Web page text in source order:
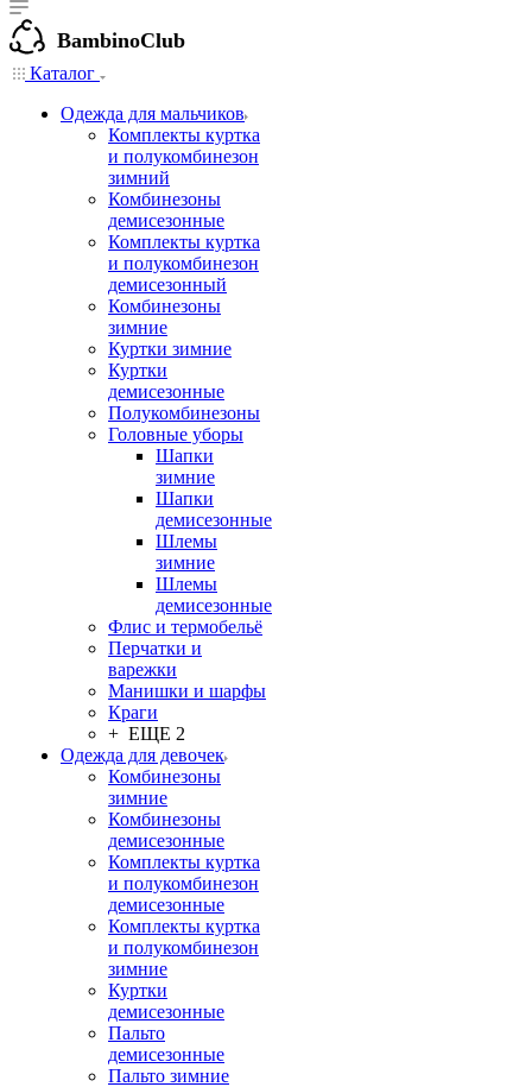
BambinoClub
Каталог
Одежда для мальчиков
Комплекты куртка
и полукомбинезон
зимний
Комбинезоны
демисезонные
Комплекты куртка
и полукомбинезон
демисезонный
Комбинезоны
зимние
Куртки зимние
Куртки
демисезонные
Полукомбинезоны
Головные уборы
Шапки
зимние
Шапки
демисезонные
Шлемы
зимние
Шлемы
демисезонные
Флис и термобельё
Перчатки и
варежки
Манишки и шарфы
Краги
+ ЕЩЕ 2
Одежда для девочек
Комбинезоны
зимние
Комбинезоны
демисезонные
Комплекты куртка
и полукомбинезон
демисезонные
Комплекты куртка
и полукомбинезон
зимние
Куртки
демисезонные
Пальто
демисезонные
Пальто зимние